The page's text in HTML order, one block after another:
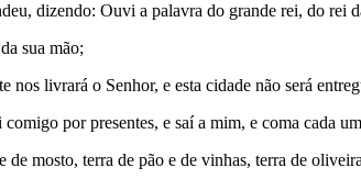
dizendo: Ouvi a palavra do grande rei, do rei
sua mão;
livrará o Senhor, e esta cidade não será
por presentes, e saí a mim, e coma cada
mosto, terra de pão e de vinhas, terra de